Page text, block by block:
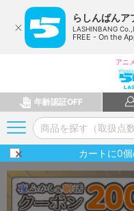
らしんばんア
LASHINBANG
FREE - On the
アニ
年齢認証OFF
カートに0